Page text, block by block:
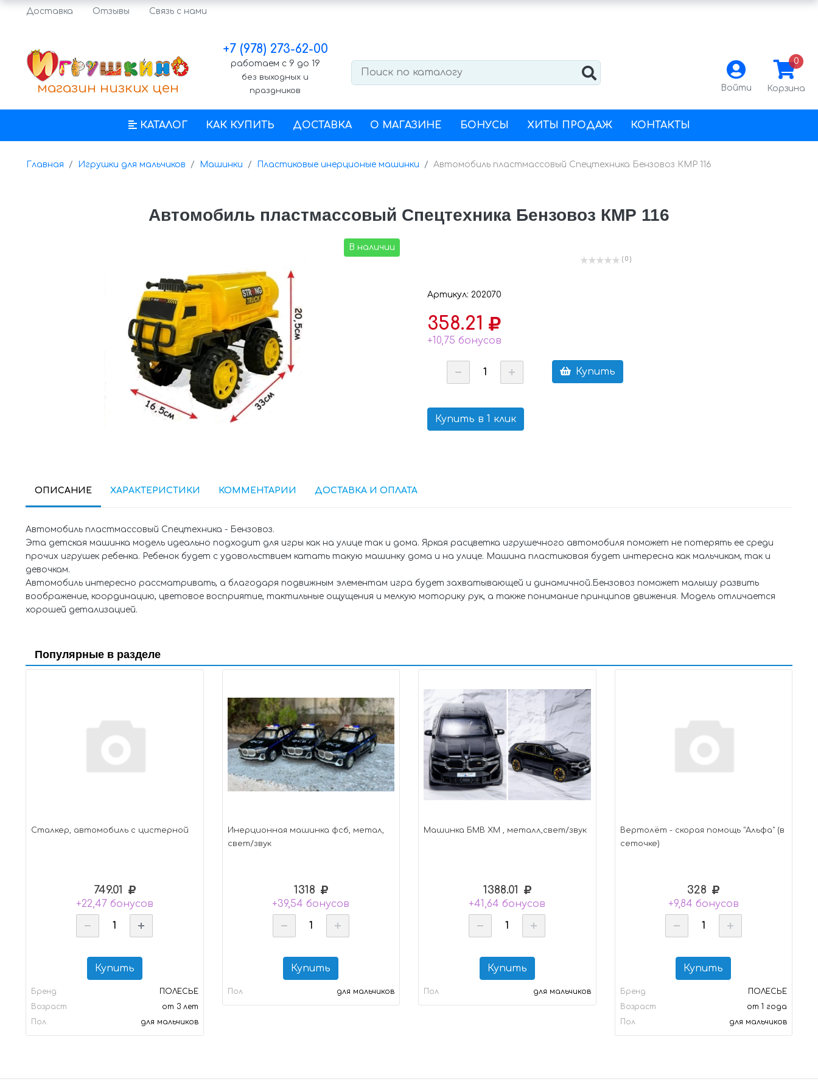
Доставка Отзывы Связь с нами
магазин низких цен
+7 (978) 273-62-00
работаем с 9 до 19
без выходных и
праздников
Войти
0
Корзина
КАТАЛОГ КАК КУПИТЬ ДОСТАВКА О МАГАЗИНЕ БОНУСЫ ХИТЫ ПРОДАЖ КОНТАКТЫ
Главная Игрушки для мальчиков Машинки Пластиковые инерционые машинки Автомобиль пластмассовый Спецтехника Бензовоз КМР 116
Автомобиль пластмассовый Спецтехника Бензовоз КМР 116
В наличии
( 0 )
Артикул: 202070
358.21
+10,75 бонусов
Купить
Купить в 1 клик
ОПИСАНИЕ ХАРАКТЕРИСТИКИ КОММЕНТАРИИ ДОСТАВКА И ОПЛАТА
Автомобиль пластмассовый Спецтехника - Бензовоз.
Эта детская машинка модель идеально подходит для игры как на улице так и дома. Яркая расцветка игрушечного автомобиля поможет не потерять ее среди
прочих игрушек ребенка. Ребенок будет с удовольствием катать такую машинку дома и на улице. Машина пластиковая будет интересна как мальчикам, так и
девочкам.
Автомобиль интересно рассматривать, а благодаря подвижным элементам игра будет захватывающей и динамичной.Бензовоз поможет малышу развить
воображение, координацию, цветовое восприятие, тактильные ощущения и мелкую моторику рук, а также понимание принципов движения. Модель отличается
хорошей детализацией.
Популярные в разделе
Сталкер, автомобиль с цистерной
749.01
+22,47 бонусов
Купить
Бренд
ПОЛЕСЬЕ
Возраст
от 3 лет
Пол
для мальчиков
Инерционная машинка фсб, метал,
свет/звук
1318
+39,54 бонусов
Купить
Пол для мальчиков
Машинка БМВ ХМ , металл,свет/звук
1388.01
+41,64 бонусов
Купить
Пол для мальчиков
Вертолёт - скорая помощь "Альфа" (в
сеточке)
328
+9,84 бонусов
Купить
Бренд
ПОЛЕСЬЕ
Возраст
от 1 года
Пол
для мальчиков